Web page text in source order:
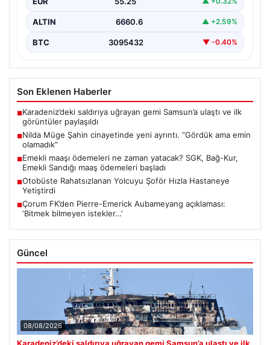
ALTIN 6660.6 ▲ +2.59%
BTC 3095432 ▼ -0.40%
Son Eklenen Haberler
■Karadeniz’deki saldırıya uğrayan gemi Samsun’a ulaştı ve ilk
görüntüler paylaşıldı
■Nilda Müge Şahin cinayetinde yeni ayrıntı. “Gördük ama emin
olamadık”
■Emekli maaşı ödemeleri ne zaman yatacak? SGK, Bağ-Kur,
Emekli Sandığı maaş ödemeleri başladı
■Otobüste Rahatsızlanan Yolcuyu Şoför Hızla Hastaneye
Yetiştirdi
■Çorum FK’den Pierre-Emerick Aubameyang açıklaması:
‘Bitmek bilmeyen istekler…’
Güncel
08/08/2026
Karadeniz’deki saldırıya uğrayan gemi Samsun’a ulaştı ve ilk